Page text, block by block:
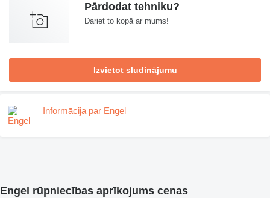
Pārdodat tehniku?
Dariet to kopā ar mums!
Izvietot sludinājumu
Informācija par Engel
Engel rūpniecības aprīkojums cenas